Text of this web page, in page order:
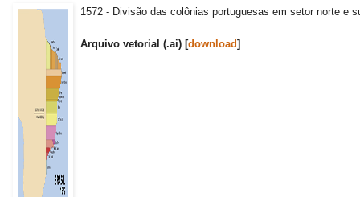
1572 - Divisão das colônias portuguesas em setor norte e
Arquivo vetorial (.ai) [download]